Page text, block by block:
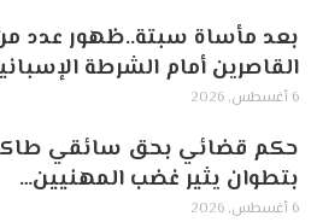
بعد مأساة سبتة..ظهور عدد
القاصرين أمام الشرطة
6 أغسطس, 2026
حكم قضائي بحق سائقي
بتطوان يثير غضب المهنيين…
6 أغسطس, 2026